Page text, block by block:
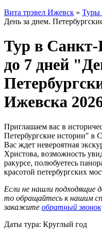
Вита трэвел Ижевск » Туры
День за днем.
Тур в Санкт-
до 7 дней
Ижевска
Приглашаем вас в
Петербургские истории" в
Вас ждет невероятная
Христова, возможность
ракурсе, полюбуетесь
красотой петербургских
Если не нашли подходящие
то обращайтесь к нашим
закажите обратный звонок
Даты тура: Круглый год